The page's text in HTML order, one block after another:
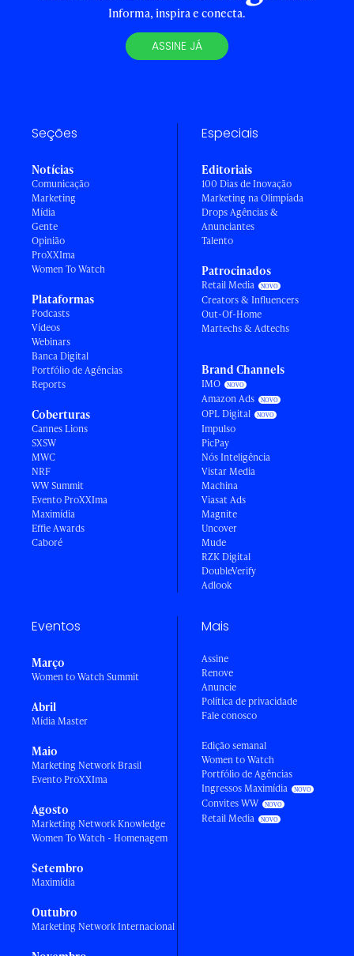
Informa, inspira e conecta.
ASSINE JÁ
Seções
Notícias
Comunicação
Marketing
Mídia
Gente
Opinião
ProXXIma
Women To Watch
Plataformas
Podcasts
Vídeos
Webinars
Banca Digital
Portfólio de Agências
Reports
Coberturas
Cannes Lions
SXSW
MWC
NRF
WW Summit
Evento ProXXIma
Maximídia
Effie Awards
Caboré
Especiais
Editoriais
100 Dias de Inovação
Marketing na Olimpíada
Drops Agências &
Anunciantes
Talento
Patrocinados
Retail Media
Creators & Influencers
Out-Of-Home
Martechs & Adtechs
Brand Channels
IMO
Amazon Ads
OPL Digital
Impulso
PicPay
Nós Inteligência
Vistar Media
Machina
Viasat Ads
Magnite
Uncover
Mude
RZK Digital
DoubleVerify
Adlook
Eventos
Março
Women to Watch Summit
Abril
Mídia Master
Maio
Marketing Network Brasil
Evento ProXXIma
Agosto
Marketing Network Knowledge
Women To Watch - Homenagem
Setembro
Maximídia
Outubro
Marketing Network Internacional
Mais
Assine
Renove
Anuncie
Política de privacidade
Fale conosco
Edição semanal
Women to Watch
Portfólio de Agências
Ingressos Maximídia
Convites WW
Retail Media